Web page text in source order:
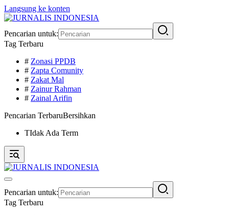
Langsung ke konten
Pencarian untuk:
Tag Terbaru
# Zonasi PPDB
# Zapta Comunity
# Zakat Mal
# Zainur Rahman
# Zainal Arifin
Pencarian TerbaruBersihkan
TIdak Ada Term
Pencarian untuk:
Tag Terbaru